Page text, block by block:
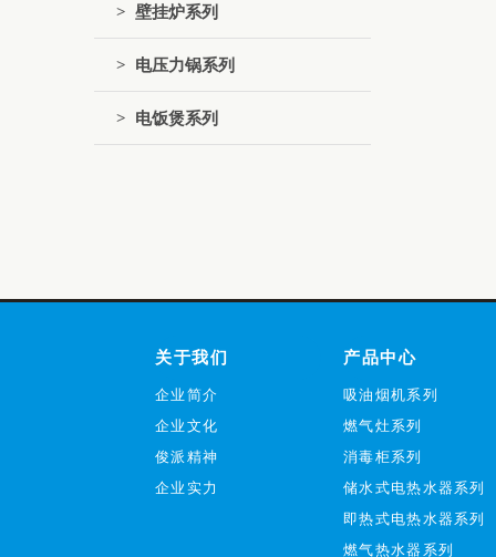
> 壁挂炉系列
> 电压力锅系列
> 电饭煲系列
关于我们
企业简介
企业文化
俊派精神
企业实力
产品中心
吸油烟机系列
燃气灶系列
消毒柜系列
储水式电热水器系列
即热式电热水器系列
燃气热水器系列